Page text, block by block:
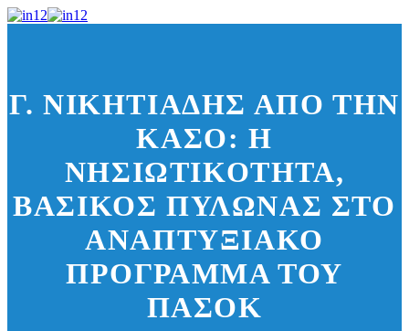
Γ. ΝΙΚΗΤΙΆΔΗΣ ΑΠΌ ΤΗΝ
ΚΆΣΟ: Η
ΝΗΣΙΩΤΙΚΌΤΗΤΑ,
ΒΑΣΙΚΌΣ ΠΥΛΏΝΑΣ ΣΤΟ
ΑΝΑΠΤΥΞΙΑΚΌ
ΠΡΌΓΡΑΜΜΑ ΤΟΥ
ΠΑΣΟΚ